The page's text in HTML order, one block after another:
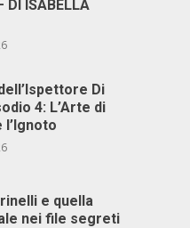
DI ISABELLA
Di
4: L’Arte di
l’Ignoto
e quella
nei file segreti